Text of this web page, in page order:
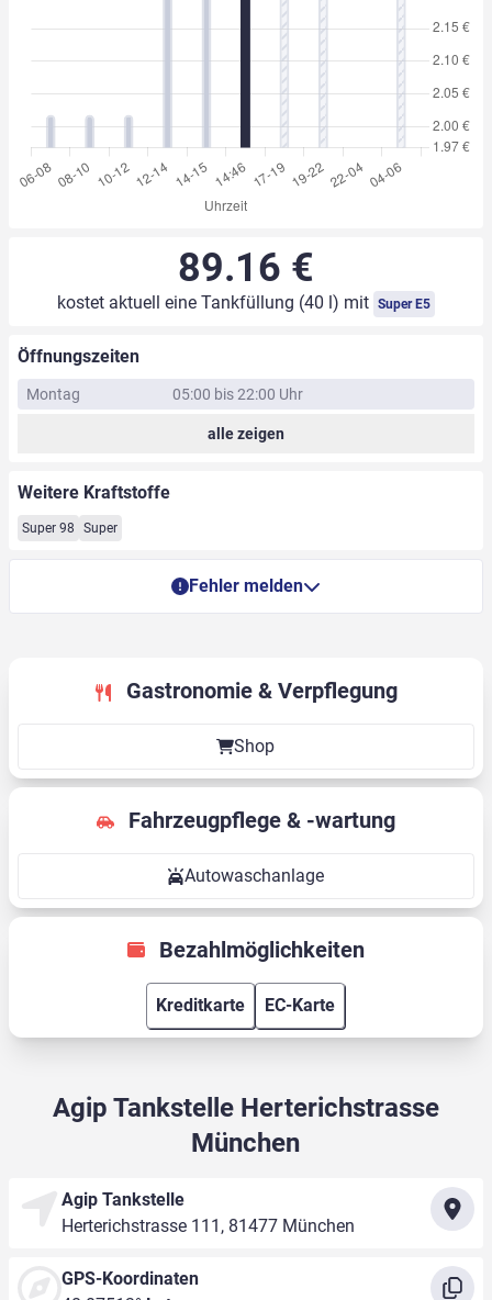
89.16 €
kostet aktuell eine Tankfüllung (40 l) mit Super E5
Öffnungszeiten
Montag 05:00 bis 22:00 Uhr
alle zeigen
Weitere Kraftstoffe
Super 98 Super
Fehler melden
Gastronomie & Verpflegung
Shop
Fahrzeugpflege & -wartung
Autowaschanlage
Bezahlmöglichkeiten
Kreditkarte EC-Karte
Agip Tankstelle Herterichstrasse
München
Agip Tankstelle
Herterichstrasse 111, 81477 München
GPS-Koordinaten